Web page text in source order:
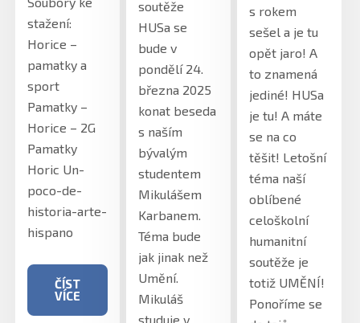
stažení:
Horice –
pamatky a
sport
Pamatky –
Horice – 2G
Pamatky
Horic Un-
poco-de-
historia-arte-
hispano
ČÍST
VÍCE
soutěže
HUSa se
bude v
pondělí 24.
března 2025
konat beseda
s naším
bývalým
studentem
Mikulášem
Karbanem.
Téma bude
jak jinak než
Umění.
Mikuláš
studuje v
s rokem
sešel a je tu
opět jaro! A
to znamená
jediné! HUSa
je tu! A máte
se na co
těšit! Letošní
téma naší
oblíbené
celoškolní
humanitní
soutěže je
totiž UMĚNÍ!
Ponoříme se